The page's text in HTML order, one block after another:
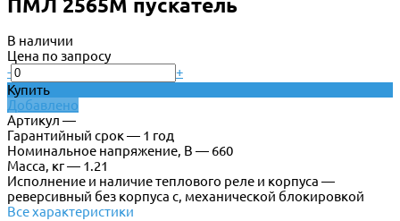
ПМЛ 2565М пускатель
В наличии
Цена по запросу
-
+
Купить
Добавлено
Артикул —
Гарантийный срок — 1 год
Номинальное напряжение, В — 660
Масса, кг — 1.21
Исполнение и наличие теплового реле и корпуса —
реверсивный без корпуса с, механической блокировкой
Все характеристики